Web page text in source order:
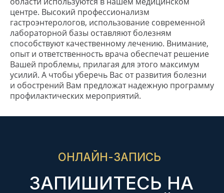
центре. Высокий профессионализм
гастроэнтерологов, использование современной
лабораторной базы оставляют болезням
способствуют качественному лечению. Внимание,
опыт и ответственность врача обеспечат решение
Вашей проблемы, прилагая для этого максимум
усилий. А чтобы уберечь Вас от развития болезни
и обострений Вам предложат надежную программу
профилактических мероприятий.
MAX Telegram
+7 8617 77-99-77 +7 988 669 23 83
+7 988 337 36 50
+7 8617 77-99-27
Пн - пт 7:30 - 20:00, сб, вс 7:30 - 18:00
Куникова, 32
Советов, 40